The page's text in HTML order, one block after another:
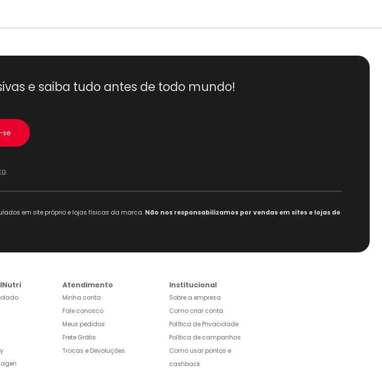
e saiba tudo antes de todo mundo!
se
.
em site próprio e lojas físicas da marca. Não nos responsabilizamos por vendas em sites e lojas de
Atendimento
Minha conta
Fale conosco
Meus pedidos
Frete Grátis
Trocas e Devoluções
Institucional
Sobre a empresa
Como criar conta
Política de Privacidade
Política de campanhas
Como usar pontos e
cashback